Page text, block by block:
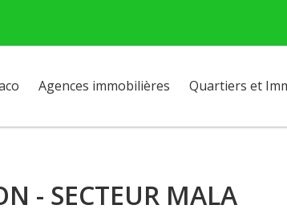
Agences immobilières Quartiers et
- SECTEUR MALA